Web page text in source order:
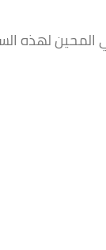
المحين لهذه